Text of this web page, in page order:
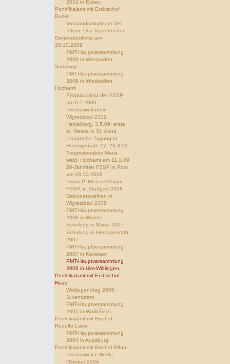
2010 in Essen,
Pontifikalamt mit Erzbischof
Burke
Vorstandsmitglieder der
Intern. Una Voce bei der
Generalaudienz am
28.10.2009
PMT-Hauptversammlung
2009 in Wiesbaden,
VortrÃ¤ge
PMT-Hauptversammlung
2009 in Wiesbaden,
Hochamt
Privataudienz der FSSP
am 6.7.2009
Priesterweihen in
Wigratzbad 2009
Heidelberg, 3.5.09: erste
hl. Messe in St. Anna
Liturgische Tagung in
Herzogenrath 27.-29.3.09
Trappistenabtei Maria-
wald, Hochamt am 11.1.09
20-Jahrfeier FSSP in Rom
am 18.10.2008
Primiz P. Michael Ramm,
FSSP, in Stuttgart 2008
Diakonatsweihen in
Wigratzbad 2008
PMT-Hauptversammlung
2008 in Worms
Schulung in Mainz 2007
Schulung in Herzogenrath
2007
PMT-Hauptversammlung
2007 in Kevelaer
PMT-Hauptversammlung
2006 in Ulm-Wiblingen,
Pontifikalamt mit Erzbischof
Haas
Weltjugendtag 2005 -
Juventutem
PMT-Hauptversammlung
2005 in WalldÃ¼rn,
Pontifikalamt mit Bischof
Rudolfo Laise
PMT-Hauptversammlung
2004 in Augsburg,
Pontifikalamt mit Bischof Rifan
Priesterweihe Berlin
Oktober 2004